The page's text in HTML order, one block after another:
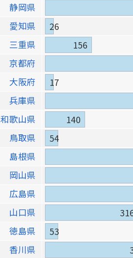
静岡県
愛知県
26
三重県
156
京都府
大阪府
17
兵庫県
和歌山県
140
鳥取県
54
島根県
岡山県
広島県
山口県
徳島県
53
香川県